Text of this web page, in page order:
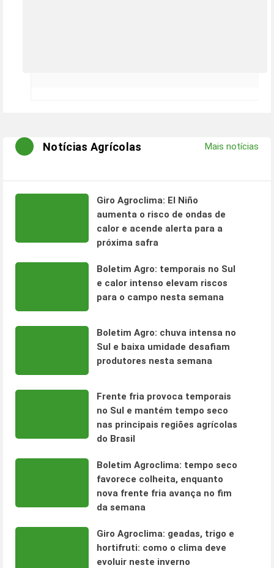
Notícias Agrícolas Mais notícias
Giro Agroclima: El Niño
aumenta o risco de ondas de
calor e acende alerta para a
próxima safra
Boletim Agro: temporais no Sul
e calor intenso elevam riscos
para o campo nesta semana
Boletim Agro: chuva intensa no
Sul e baixa umidade desafiam
produtores nesta semana
Frente fria provoca temporais
no Sul e mantém tempo seco
nas principais regiões agrícolas
do Brasil
Boletim Agroclima: tempo seco
favorece colheita, enquanto
nova frente fria avança no fim
da semana
Giro Agroclima: geadas, trigo e
hortifruti: como o clima deve
evoluir neste inverno